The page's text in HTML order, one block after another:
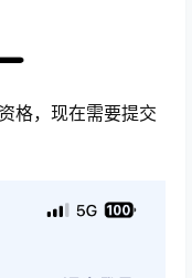
格，现在需要提交